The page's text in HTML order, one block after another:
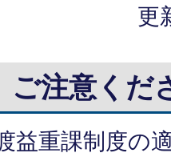
更
ご注意くだ
益重課制度の